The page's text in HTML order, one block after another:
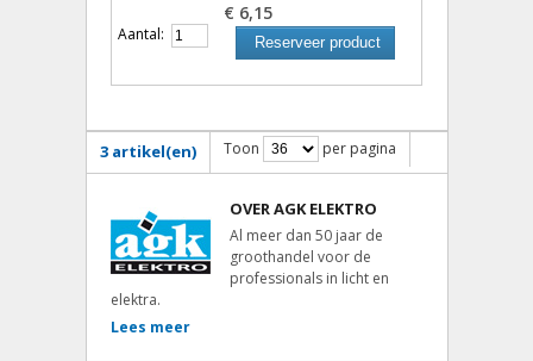
€ 6,15
Aantal: Reserveer product
3 artikel(en) Toon per pagina
OVER AGK ELEKTRO
Al meer dan 50 jaar de
groothandel voor de
professionals in licht en
elektra.
Lees meer